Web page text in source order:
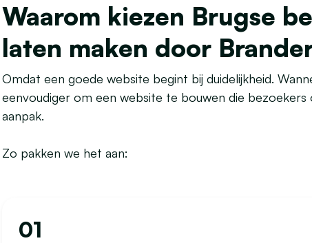
Waarom kiezen Brugse
laten maken door
Omdat een goede website begint bij duidelijkheid.
eenvoudiger om een website te bouwen die
aanpak.
Zo pakken we het aan:
01